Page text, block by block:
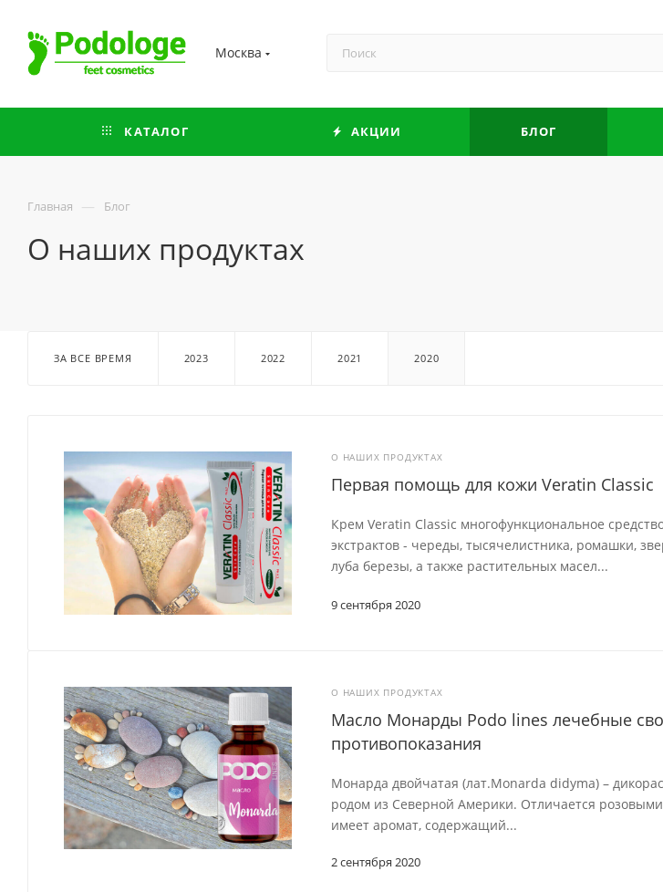
Москва
КАТАЛОГ АКЦИИ БЛОГ
Главная — Блог
О наших продуктах
ЗА ВСЕ ВРЕМЯ 2023 2022 2021 2020
О НАШИХ ПРОДУКТАХ
9 сентября 2020
Первая помощь для кожи Veratin Classic
Крем Veratin Classic многофункциональное
экстрактов - череды, тысячелистника, ромашки,
луба березы, а также растительных масел...
О НАШИХ ПРОДУКТАХ
2 сентября 2020
Масло Монарды Podo lines лечебные
противопоказания
Монарда двойчатая (лат.Monarda didyma) –
родом из Северной Америки. Отличается
имеет аромат, содержащий...